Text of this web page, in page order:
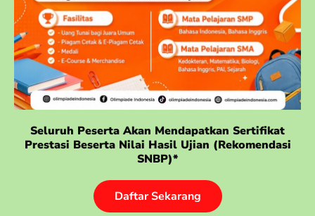
Seluruh Peserta Akan Mendapatkan Sertifikat
Prestasi Beserta Nilai Hasil Ujian (rekomendasi
SNBP)*
Daftar Sekarang